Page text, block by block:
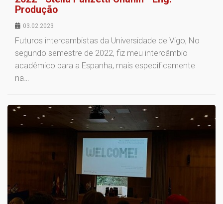
Produção
03.02.2023
Futuros intercambistas da Universidade de Vigo, No
segundo semestre de 2022, fiz meu intercâmbio
acadêmico para a Espanha, mais especificamente
na…